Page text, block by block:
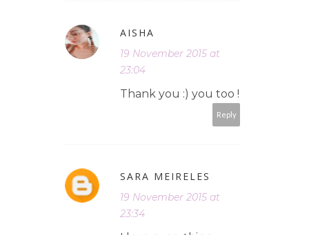
AISHA
19 November 2015 at
23:04
Thank you :) you too !
Reply
SARA MEIRELES
19 November 2015 at
23:34